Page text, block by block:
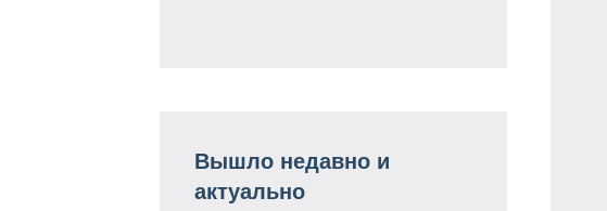
Вышло недавно и
актуально